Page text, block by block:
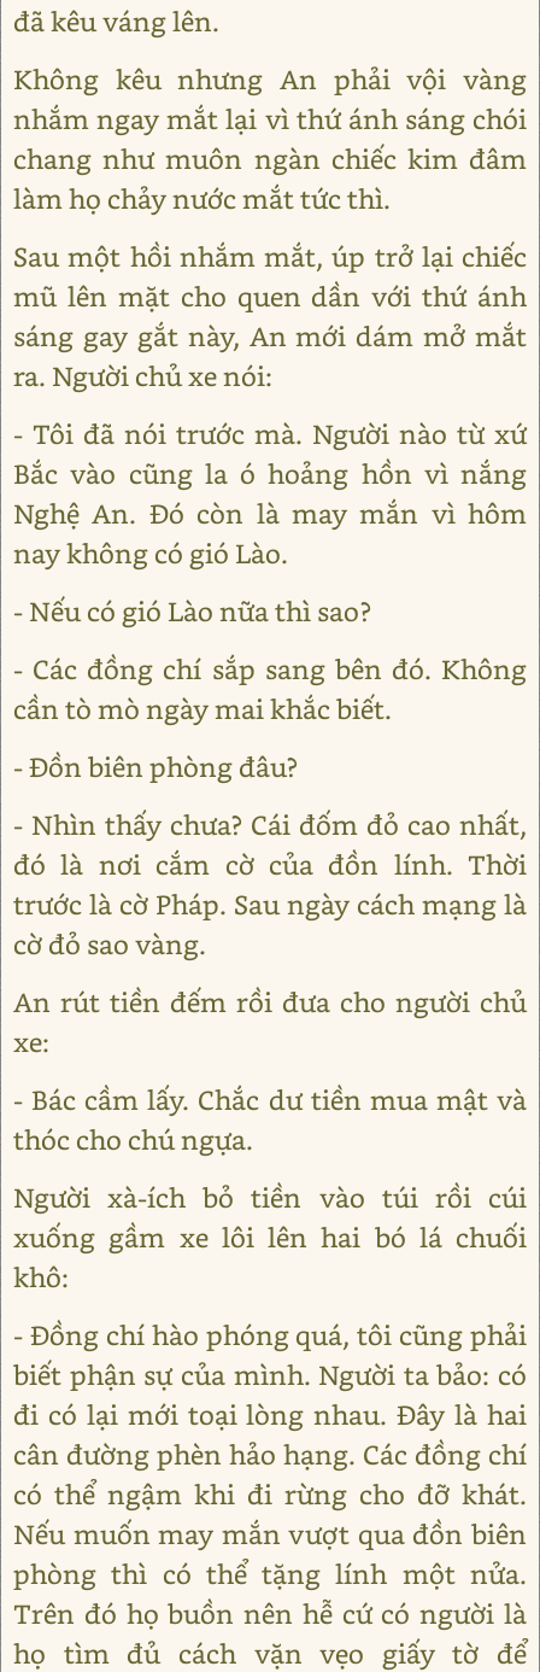
đã kêu váng lên.
Không kêu nhưng An phải vội vàng
nhắm ngay mắt lại vì thứ ánh sáng chói
chang như muôn ngàn chiếc kim đâm
làm họ chảy nước mắt tức thì.
Sau một hồi nhắm mắt, úp trở lại chiếc
mũ lên mặt cho quen dần với thứ ánh
sáng gay gắt này, An mới dám mở mắt
ra. Người chủ xe nói:
- Tôi đã nói trước mà. Người nào từ xứ
Bắc vào cũng la ó hoảng hồn vì nắng
Nghệ An. Đó còn là may mắn vì hôm
nay không có gió Lào.
- Nếu có gió Lào nữa thì sao?
- Các đồng chí sắp sang bên đó. Không
cần tò mò ngày mai khắc biết.
- Đồn biên phòng đâu?
- Nhìn thấy chưa? Cái đốm đỏ cao nhất,
đó là nơi cắm cờ của đồn lính. Thời
trước là cờ Pháp. Sau ngày cách mạng là
cờ đỏ sao vàng.
An rút tiền đếm rồi đưa cho người chủ
xe:
- Bác cầm lấy. Chắc dư tiền mua mật và
thóc cho chú ngựa.
Người xà-ích bỏ tiền vào túi rồi cúi
xuống gầm xe lôi lên hai bó lá chuối
khô:
- Đồng chí hào phóng quá, tôi cũng phải
biết phận sự của mình. Người ta bảo: có
đi có lại mới toại lòng nhau. Đây là hai
cân đường phèn hảo hạng. Các đồng chí
có thể ngậm khi đi rừng cho đỡ khát.
Nếu muốn may mắn vượt qua đồn biên
phòng thì có thể tặng lính một nửa.
Trên đó họ buồn nên hễ cứ có người là
họ tìm đủ cách vặn vẹo giấy tờ để